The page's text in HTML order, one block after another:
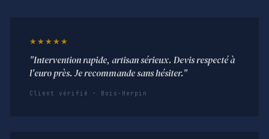
★★★★★
"Intervention rapide, artisan sérieux. Devis respecté à
l'euro près. Je recommande sans hésiter."
Client vérifié · Bois-Herpin